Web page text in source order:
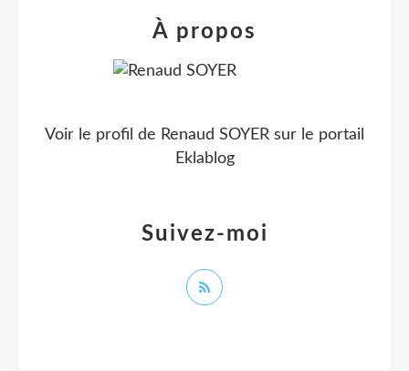
Suivez-moi
À propos
Voir le profil de Renaud SOYER sur le portail
Eklablog